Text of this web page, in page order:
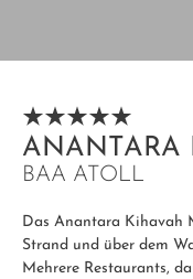
ANANTARA
BAA ATOLL
Das Anantara Kihavah
Strand und über dem
Mehrere Restaurants,